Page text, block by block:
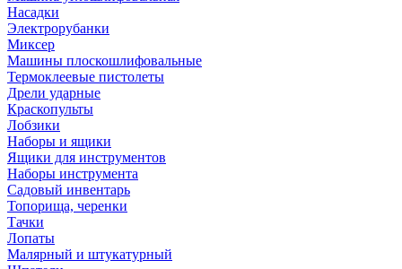
Насадки
Электрорубанки
Миксер
Машины плоскошлифовальные
Термоклеевые пистолеты
Дрели ударные
Краскопульты
Лобзики
Наборы и ящики
Ящики для инструментов
Наборы инструмента
Садовый инвентарь
Топорища, черенки
Тачки
Лопаты
Малярный и штукатурный